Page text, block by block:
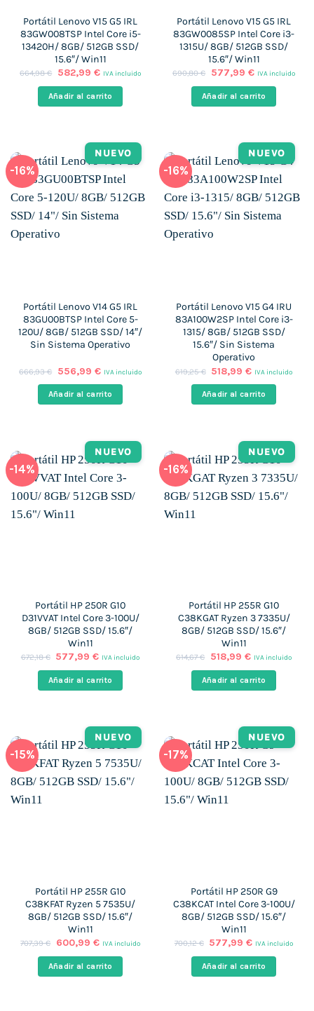
Portátil Lenovo V15 G5 IRL
83GW008TSP Intel Core i5-
13420H/ 8GB/ 512GB SSD/
15.6″/ Win11
664,98€
El
original
era:
582,99 €El
actual
es:
IVA incluido
Añadir al carrito
Portátil Lenovo V15 G5 IRL
83GW0085SP Intel Core i3-
1315U/ 8GB/ 512GB SSD/
15.6″/ Win11
690,80€
El
original
era:
577,99 €El
actual
es:
IVA incluido
Añadir al carrito
-16%
NUEVO
Portátil Lenovo V14 G5 IRL
83GU00BTSP Intel Core 5-
120U/ 8GB/ 512GB SSD/ 14″/
Sin Sistema Operativo
666,93€
El
original
era:
556,99 €El
actual
es:
IVA incluido
Añadir al carrito
-16%
NUEVO
Portátil Lenovo V15 G4 IRU
83A100W2SP Intel Core i3-
1315/ 8GB/ 512GB SSD/
15.6″/ Sin Sistema
Operativo
619,25€ El
original
era:
518,99€El
actual
es:
IVA incluido
Añadir al carrito
-14%
NUEVO
Portátil HP 250R G10
D31VVAT Intel Core 3-100U/
8GB/ 512GB SSD/ 15.6″/
Win11
672,18€ El
original
era:
577,99€El
actual
es:
IVA incluido
Añadir al carrito
-16%
NUEVO
Portátil HP 255R G10
C38KGAT Ryzen 3 7335U/
8GB/ 512GB SSD/ 15.6″/
Win11
614,67€
El
original
era:
518,99 €El
actual
es:
IVA incluido
Añadir al carrito
-15%
NUEVO
Portátil HP 255R G10
C38KFAT Ryzen 5 7535U/
8GB/ 512GB SSD/ 15.6″/
Win11
707,39€
El
original
era:
600,99 €El
actual
es:
IVA incluido
Añadir al carrito
-17%
NUEVO
Portátil HP 250R G9
C38KCAT Intel Core 3-100U/
8GB/ 512GB SSD/ 15.6″/
Win11
700,12€ El
original
era:
577,99€El
actual
es:
IVA incluido
Añadir al carrito